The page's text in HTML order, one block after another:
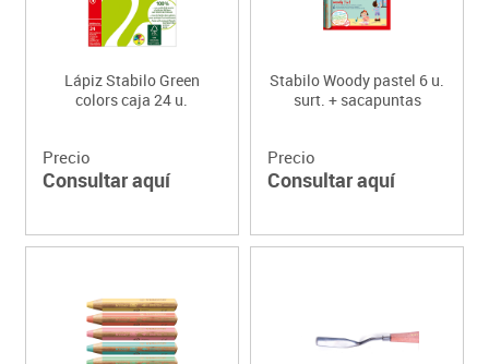
Lápiz Stabilo Green
colors caja 24 u.
Precio
Consultar aquí
Stabilo Woody pastel 6 u.
surt. + sacapuntas
Precio
Consultar aquí